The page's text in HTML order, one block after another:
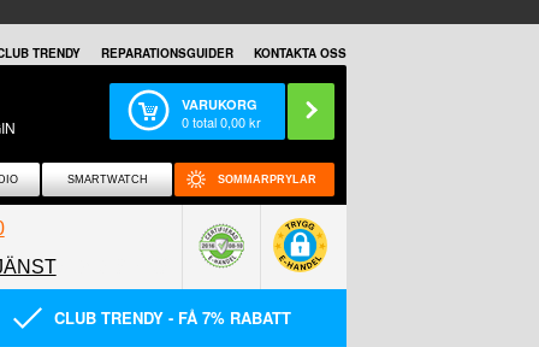
TRENDY REPARATIONSGUIDER KONTAKTA OSS
VARUKORG
0total0,00kr
SMARTWATCH SOMMARPRYLAR
CLUB TRENDY - FÅ 7% RABATT